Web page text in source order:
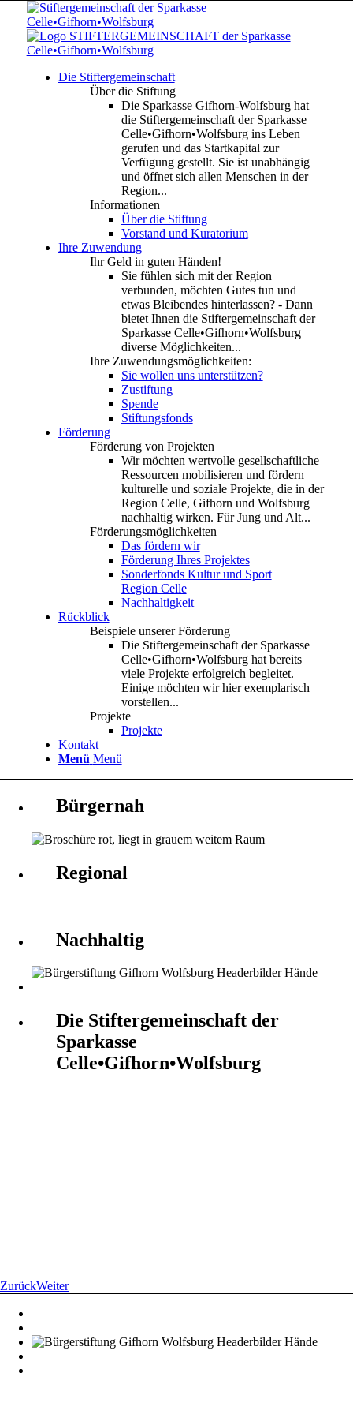
Die Stiftergemeinschaft
Über die Stiftung
Die Sparkasse Gifhorn-Wolfsburg hat
die Stiftergemeinschaft der Sparkasse
Celle•Gifhorn•Wolfsburg ins Leben
gerufen und das Startkapital zur
Verfügung gestellt. Sie ist unabhängig
und öffnet sich allen Menschen in der
Region...
Informationen
Über die Stiftung
Vorstand und Kuratorium
Ihre Zuwendung
Ihr Geld in guten Händen!
Sie fühlen sich mit der Region
verbunden, möchten Gutes tun und
etwas Bleibendes hinterlassen? - Dann
bietet Ihnen die Stiftergemeinschaft der
Sparkasse Celle•Gifhorn•Wolfsburg
diverse Möglichkeiten...
Ihre Zuwendungsmöglichkeiten:
Sie wollen uns unterstützen?
Zustiftung
Spende
Stiftungsfonds
Förderung
Förderung von Projekten
Wir möchten wertvolle gesellschaftliche
Ressourcen mobilisieren und fördern
kulturelle und soziale Projekte, die in der
Region Celle, Gifhorn und Wolfsburg
nachhaltig wirken. Für Jung und Alt...
Förderungsmöglichkeiten
Das fördern wir
Förderung Ihres Projektes
Sonderfonds Kultur und Sport
Region Celle
Nachhaltigkeit
Rückblick
Beispiele unserer Förderung
Die Stiftergemeinschaft der Sparkasse
Celle•Gifhorn•Wolfsburg hat bereits
viele Projekte erfolgreich begleitet.
Einige möchten wir hier exemplarisch
vorstellen...
Projekte
Projekte
Kontakt
Menü Menü
Bürgernah
Regional
Nachhaltig
Die Stiftergemeinschaft der
Sparkasse
Celle•Gifhorn•Wolfsburg
ZurückWeiter